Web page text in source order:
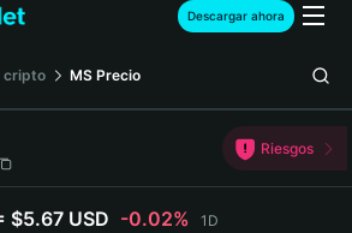
Descargar ahora
cripto MS Precio
Riesgos
$5.67 USD -0.02% 1D